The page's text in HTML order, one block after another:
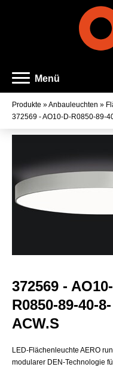
Menü
Produkte »Anbauleuchten »
372569 - AO10-D-R0850-89-
372569 -
R0850-89-40-8-
ACW.S
LED-Flächenleuchte AERO
modularer DEN-Technologie